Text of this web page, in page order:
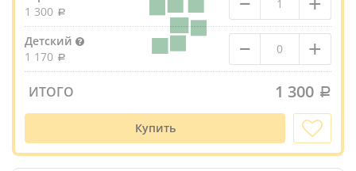
1 300
Детский
1 170
– +
ИТОГО 1 300
Купить